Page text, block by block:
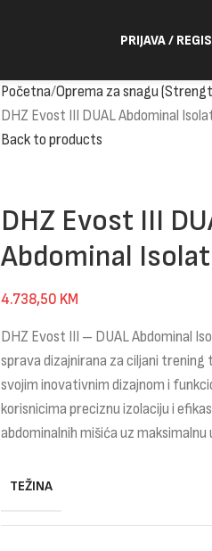
PRIJAVA /
Početna Oprema za snagu
DHZ Evost III DUAL Abdominal
Back to products
DHZ Evost III
Abdominal
4.738,50 KM
DHZ Evost III – DUAL Abdominal
sprava dizajnirana za ciljani trening
svojim inovativnim dizajnom i
korisnicima preciznu izolaciju i
abdominalnih mišića uz
TEŽINA